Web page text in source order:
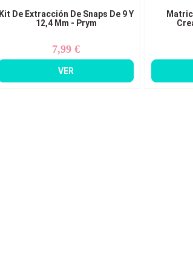
Kit De Extracción De Snaps De 9 Y
12,4 Mm - Prym
Precio
7,99 €
VER